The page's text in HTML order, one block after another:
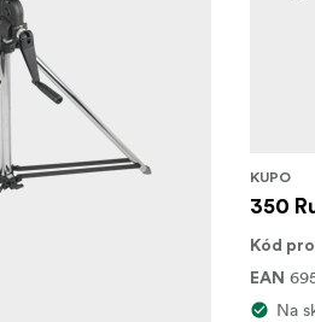
KUPO
350
Kód
EAN
Na